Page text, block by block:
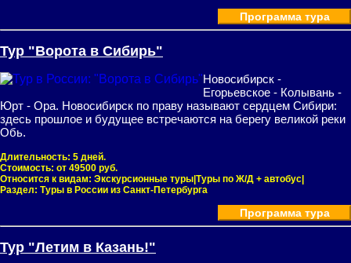
Программа тура
Тур "Ворота в Сибирь"
Новосибирск -
Егорьевское - Колывань -
Юрт - Ора. Новосибирск по праву называют сердцем Сибири:
здесь прошлое и будущее встречаются на берегу великой реки
Обь.
Длительность: 5 дней.
Стоимость: от 49500 руб.
Относится к видам: Экскурсионные туры|Туры по Ж/Д + автобус|
Раздел: Туры в России из Санкт-Петербурга
Программа тура
Тур "Летим в Казань!"